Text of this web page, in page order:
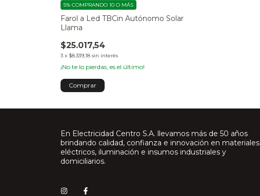
Farol a Led TBCin Autónomo Solar
Llama
$25.017,54
3 x $8.339,18 sin interés
5% COMPRANDO 10 O MÁS
¡No te lo pierdas, es el último!
En Electricidad Centro S.A. llevamos más de 50 años
brindando calidad, confianza e innovación en materiales
eléctricos, iluminación e insumos industriales y
domiciliarios.